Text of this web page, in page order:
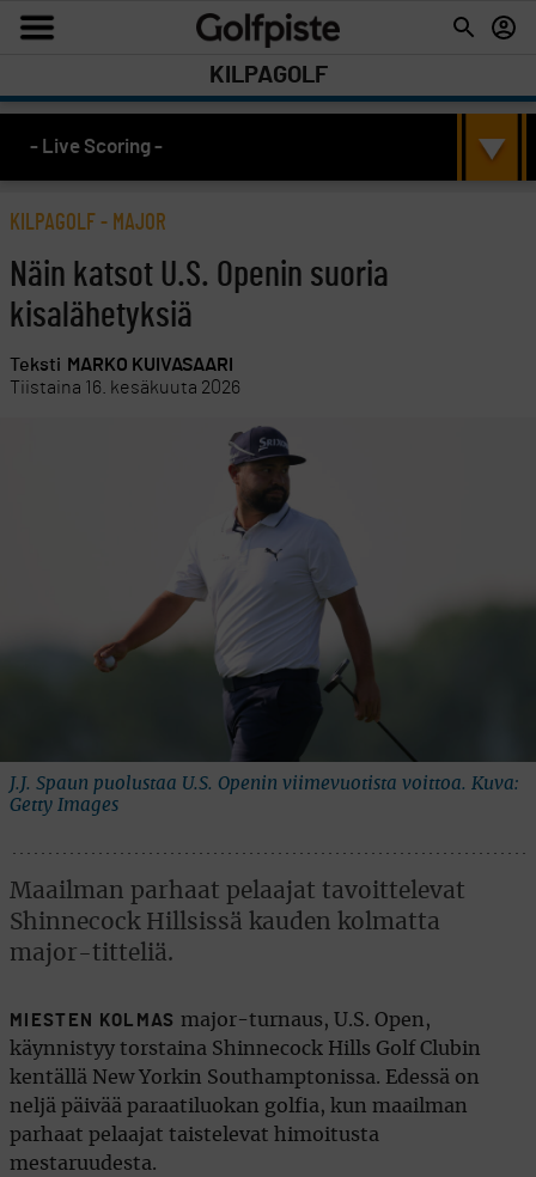
KILPAGOLF
- Live Scoring -
KILPAGOLF - MAJOR
Näin katsot U.S. Openin suoria
kisalähetyksiä
Teksti MARKO KUIVASAARI
Tiistaina 16. kesäkuuta 2026
J.J. Spaun puolustaa U.S. Openin viimevuotista voittoa. Kuva:
Getty Images
Maailman parhaat pelaajat tavoittelevat
Shinnecock Hillsissä kauden kolmatta
major-titteliä.
MIESTEN KOLMAS major-turnaus, U.S. Open,
käynnistyy torstaina Shinnecock Hills Golf Clubin
kentällä New Yorkin Southamptonissa. Edessä on
neljä päivää paraatiluokan golfia, kun maailman
parhaat pelaajat taistelevat himoitusta
mestaruudesta.